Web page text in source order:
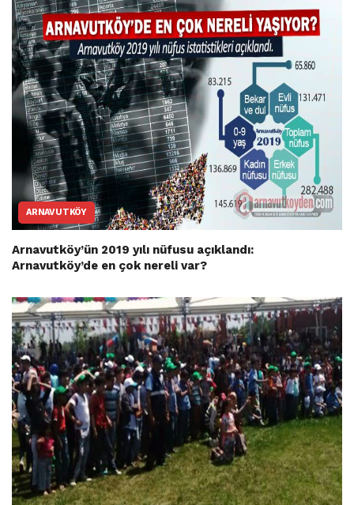
ARNAVUTKÖY
Arnavutköy’ün 2019 yılı nüfusu açıklandı:
Arnavutköy’de en çok nereli var?